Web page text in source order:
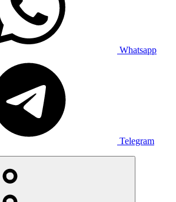
Whatsapp
Telegram